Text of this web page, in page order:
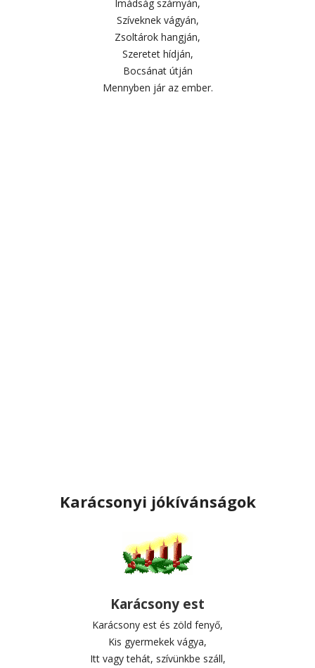
Imádság szárnyán,
Szíveknek vágyán,
Zsoltárok hangján,
Szeretet hídján,
Bocsánat útján
Mennyben jár az ember.
Karácsonyi jókívánságok
Karácsony est
Karácsony est és zöld fenyő,
Kis gyermekek vágya,
Itt vagy tehát, szívünkbe száll,